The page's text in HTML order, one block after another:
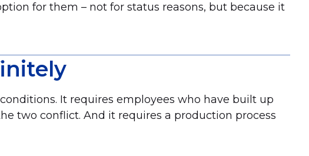
for them – not for status reasons, but because it
It requires employees who have built up
two conflict. And it requires a production process